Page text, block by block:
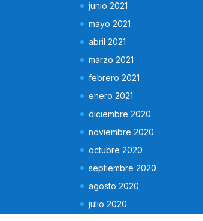
junio 2021
mayo 2021
abril 2021
marzo 2021
febrero 2021
enero 2021
diciembre 2020
noviembre 2020
octubre 2020
septiembre 2020
agosto 2020
julio 2020